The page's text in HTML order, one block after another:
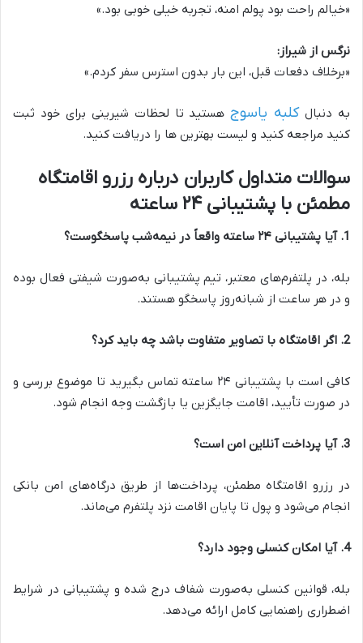
«خیالم راحت بود پولم امنه، تجربه خیلی خوبی بود.»
نرگس از شیراز:
«برخلاف دفعات قبل، این بار بدون استرس سفر کردم.»
به دنبالکلبه یاسوجهستید تا لحظات شیرینی برای خود ثبت
کنید مراجعه کنید و لیست بهترین ها را دریافت کنید.
سوالات متداول کاربران درباره رزرو اقامتگاه
مطمئن با پشتیبانی ۲۴ ساعته
1. آیا پشتیبانی ۲۴ ساعته واقعاً در نیمه‌شب پاسخگوست؟
بله، در پلتفرم‌های معتبر، تیم پشتیبانی به‌صورت شیفتی فعال بوده
و در هر ساعت از شبانه‌روز پاسخگو هستند.
2. اگر اقامتگاه با تصاویر متفاوت باشد چه باید کرد؟
کافی است با پشتیبانی ۲۴ ساعته تماس بگیرید تا موضوع بررسی و
در صورت تأیید، اقامت جایگزین یا بازگشت وجه انجام شود.
3. آیا پرداخت آنلاین امن است؟
در رزرو اقامتگاه مطمئن، پرداخت‌ها از طریق درگاه‌های امن بانکی
انجام می‌شود و پول تا پایان اقامت نزد پلتفرم می‌ماند.
4. آیا امکان کنسلی وجود دارد؟
بله، قوانین کنسلی به‌صورت شفاف درج شده و پشتیبانی در شرایط
اضطراری راهنمایی کامل ارائه می‌دهد.